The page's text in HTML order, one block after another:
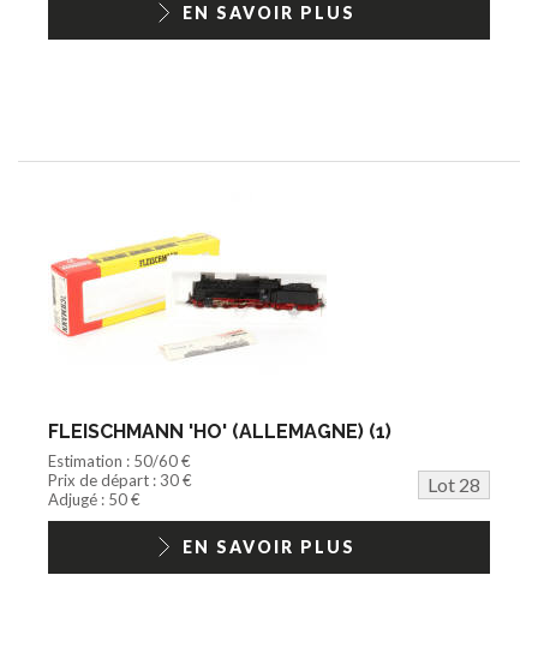
EN SAVOIR PLUS
FLEISCHMANN 'HO' (ALLEMAGNE) (1)
Estimation : 50/60 €
Prix de départ : 30 €
Lot 28
Adjugé : 50 €
EN SAVOIR PLUS